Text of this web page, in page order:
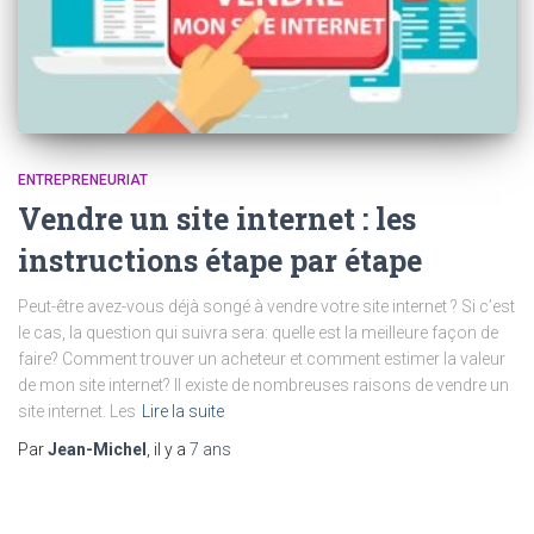
ENTREPRENEURIAT
Vendre un site internet : les
instructions étape par étape
Peut-être avez-vous déjà songé à vendre votre site internet ? Si c’est
le cas, la question qui suivra sera: quelle est la meilleure façon de
faire? Comment trouver un acheteur et comment estimer la valeur
de mon site internet? Il existe de nombreuses raisons de vendre un
site internet. Les Lire la suite
ParJean-Michel , il y a 7 ans